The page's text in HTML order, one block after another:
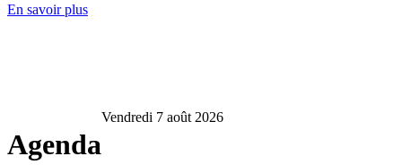
En savoir plus
Agenda
Vendredi 7 août 2026